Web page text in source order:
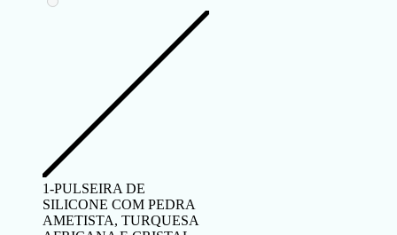
1-PULSEIRA DE
SILICONE COM PEDRA
AMETISTA, TURQUESA